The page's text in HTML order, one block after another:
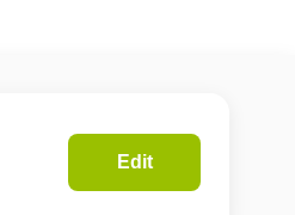
Edit